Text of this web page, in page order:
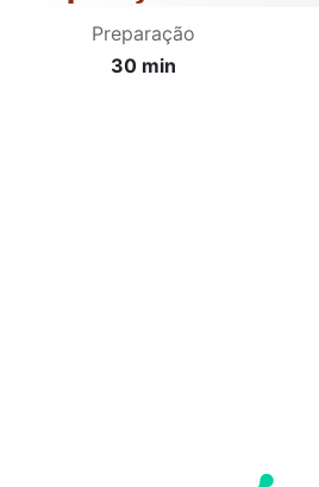
Preparação
30 min